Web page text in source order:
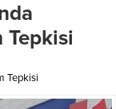
Tepkisi
Tepkisi